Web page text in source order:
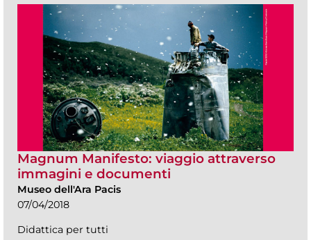
Magnum Manifesto: viaggio attraverso
immagini e documenti
Museo dell'Ara Pacis
07/04/2018
Didattica per tutti